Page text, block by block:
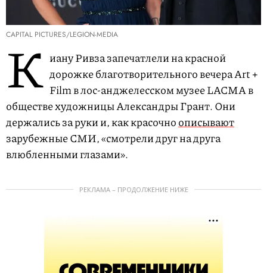
CAPITAL PICTURES/LEGION-MEDIA
К иану Ривза запечатлели на красной
дорожке благотворительного вечера Art +
Film в лос-анджелесском музее LACMA в
обществе художницы Александры Грант. Они
держались за руки и, как красочноописывают
зарубежные СМИ, «смотрели друг на друга
влюбленными глазами».
РЕКЛАМА – ПРОДОЛЖЕНИЕ НИЖЕ